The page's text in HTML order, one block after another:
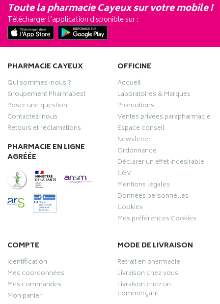
Toute la pharmacie Cayeux sur votre mobile !
Télécharger l’application disponible sur :
PHARMACIE CAYEUX
Qui sommes-nous ?
Groupement Pharmabest
Poser une question
Contactez-nous
Retours et réclamations
PHARMACIE EN LIGNE
AGRÉÉE
OFFICINE
Accueil
Laboratoires & Marques
Promotions
Ventes privées parapharmacie
Espace conseil
Newsletter
Ordonnance
Déclarer un effet indésirable
CGV
Mentions légales
Données personnelles
Cookies
Mes préférences Cookies
COMPTE
Identification
Mes coordonnées
Mes commandes
Mon panier
MODE DE LIVRAISON
Retrait en pharmacie
Livraison chez vous
Livraison chez un
commerçant